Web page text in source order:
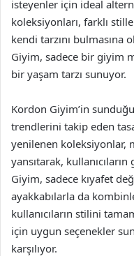
isteyenler için ideal
koleksiyonları, farklı
kendi tarzını bulmasına
Giyim, sadece bir giyim
bir yaşam tarzı sunuyor.
Kordon Giyim’in
trendlerini takip eden
yenilenen koleksiyonlar,
yansıtarak,
Giyim, sadece kıyafet
ayakkabılarla da
kullanıcıların stilini
için uygun seçenekler
karşılıyor.